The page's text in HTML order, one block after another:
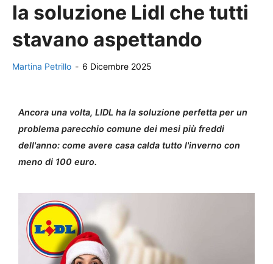
la soluzione Lidl che tutti
stavano aspettando
Martina Petrillo - 6 Dicembre 2025
Ancora una volta, LIDL ha la soluzione perfetta per un
problema parecchio comune dei mesi più freddi
dell'anno: come avere casa calda tutto l'inverno con
meno di 100 euro.